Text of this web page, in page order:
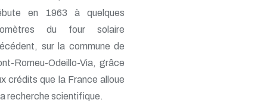
en 1963 à quelques
du four solaire
sur la commune de
Romeu-Odeillo-Via, grâce
crédits que la France alloue
recherche scientifique.